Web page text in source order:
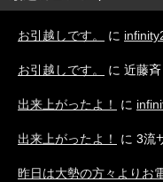
お引越しです。 に
お引越しです。 に 近藤斉
出来上がったよ！ に
出来上がったよ！ に 3流
昨日は大勢の方々よりお